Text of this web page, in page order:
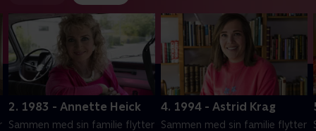
2. 1983 - Annette Heick
Sammen med sin familie flytter
4. 1994 - Astrid Krag
Sammen med sin familie flytter